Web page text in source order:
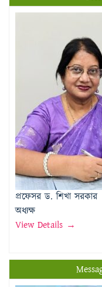
প্রফেসর ড. শিখা সরকার
অধ্যক্ষ
View Details →